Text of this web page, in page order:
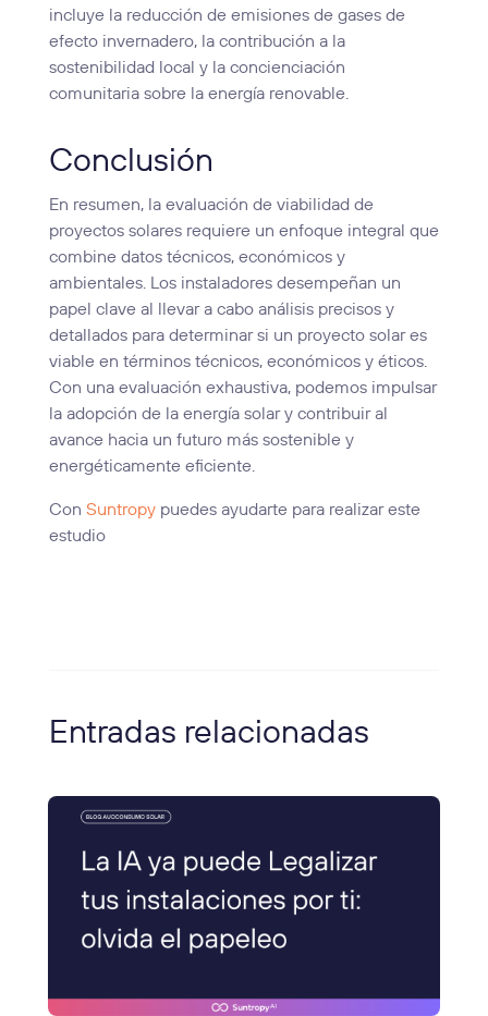
incluye la reducción de emisiones de gases de
efecto invernadero, la contribución a la
sostenibilidad local y la concienciación
comunitaria sobre la energía renovable.
Conclusión
En resumen, la evaluación de viabilidad de
proyectos solares requiere un enfoque integral que
combine datos técnicos, económicos y
ambientales. Los instaladores desempeñan un
papel clave al llevar a cabo análisis precisos y
detallados para determinar si un proyecto solar es
viable en términos técnicos, económicos y éticos.
Con una evaluación exhaustiva, podemos impulsar
la adopción de la energía solar y contribuir al
avance hacia un futuro más sostenible y
energéticamente eficiente.
Con Suntropypuedes ayudarte para realizar este
estudio
Entradas relacionadas